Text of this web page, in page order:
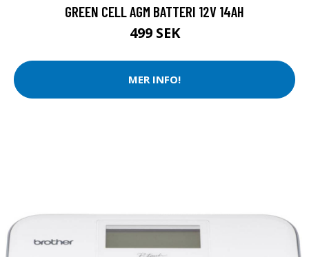
GREEN CELL AGM BATTERI 12V 14AH
499 SEK
MER INFO!